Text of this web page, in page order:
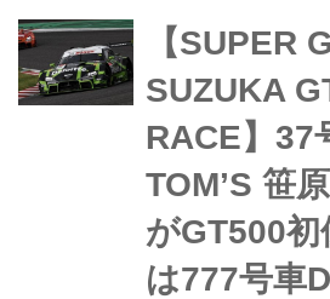
なり、重要な1戦
トでウェットコン
【SUPER
SUZUKA
RACE】37
TOM’S 笹
がGT500
は777号車